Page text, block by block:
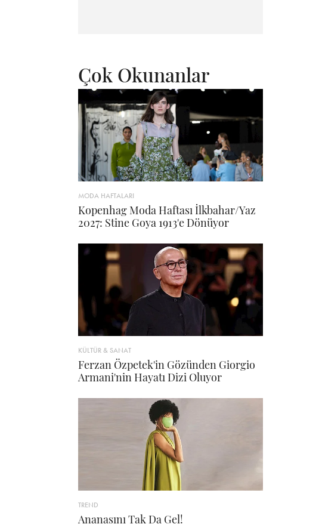
Çok Okunanlar
MODA HAFTALARI
Kopenhag Moda Haftası İlkbahar/Yaz
2027: Stine Goya 1913'e Dönüyor
KÜLTÜR & SANAT
Ferzan Özpetek'in Gözünden Giorgio
Armani'nin Hayatı Dizi Oluyor
TREND
Ananasını Tak Da Gel!